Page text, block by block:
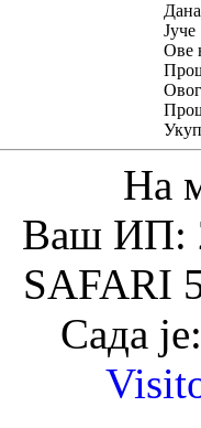
Јуче
Ове
На
Ваш ИП:
SAFARI
Сада